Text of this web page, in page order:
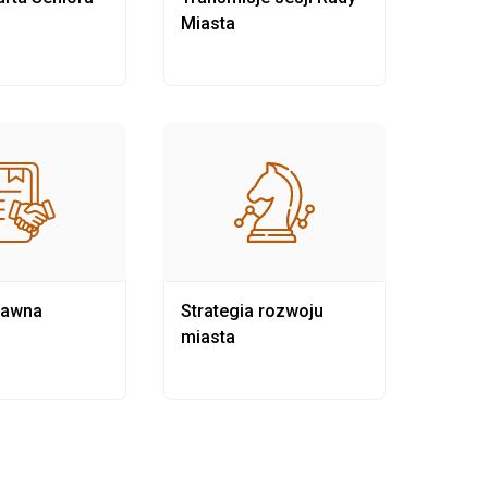
Miasta
Strategia rozwoju
miasta